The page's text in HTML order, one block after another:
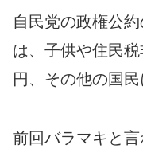
自民党の政権公
は、子供や住民
円、その他の国民
前回バラマキと